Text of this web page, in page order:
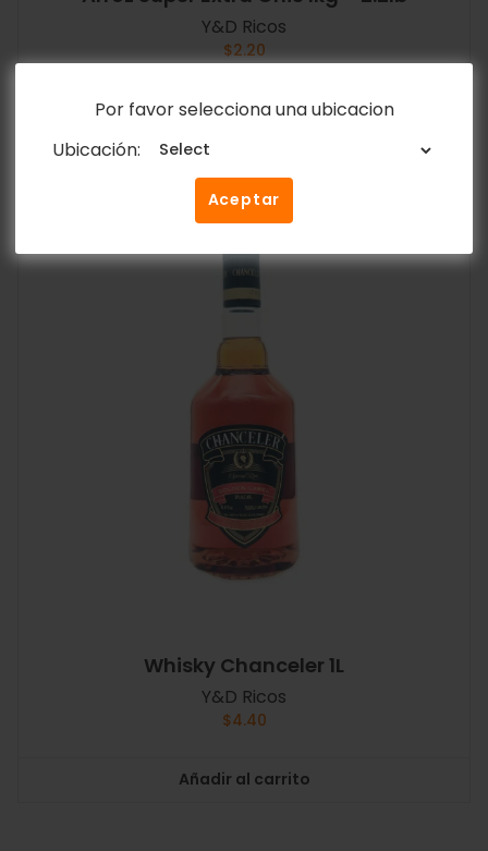
Por favor selecciona una ubicacion
Ubicación:
Aceptar
Y&D Ricos
$2.20
Añadir al carrito
Whisky Chanceler 1L
Y&D Ricos
$4.40
Añadir al carrito